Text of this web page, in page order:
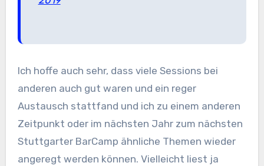
Ich hoffe auch sehr, dass viele Sessions bei
anderen auch gut waren und ein reger
Austausch stattfand und ich zu einem anderen
Zeitpunkt oder im nächsten Jahr zum nächsten
Stuttgarter BarCamp ähnliche Themen wieder
angeregt werden können. Vielleicht liest ja